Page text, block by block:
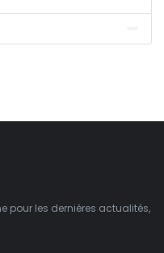
pour les dernières actualités,